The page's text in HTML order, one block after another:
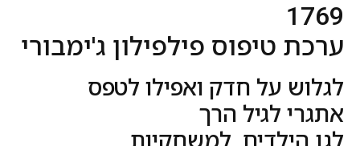
1769
ערכת טיפוס פילפילון ג'ימבורי
לגלוש על חדק ואפילו לטפס
אתגרי לגיל הרך